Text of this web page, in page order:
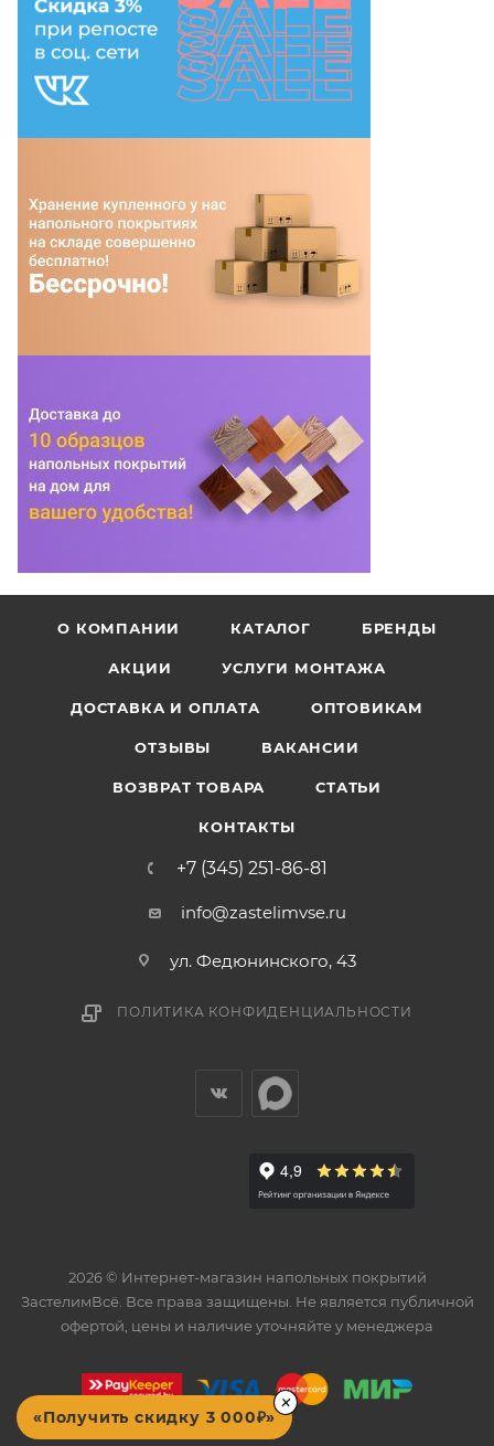
О КОМПАНИИ КАТАЛОГ БРЕНДЫ
АКЦИИ УСЛУГИ МОНТАЖА
ДОСТАВКА И ОПЛАТА ОПТОВИКАМ
ОТЗЫВЫ ВАКАНСИИ
ВОЗВРАТ ТОВАРА СТАТЬИ
КОНТАКТЫ
+7 (345) 251-86-81
info@zastelimvse.ru
ул. Федюнинского, 43
ПОЛИТИКА КОНФИДЕНЦИАЛЬНОСТИ
2026 © Интернет-магазин напольных покрытий
ЗастелимВсё. Все права защищены. Не является публичной
офертой, цены и наличие уточняйте у менеджера
×
«Получить скидку 3 000₽»